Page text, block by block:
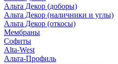
Альта Декор (доборы)
Альта Декор (наличники и углы)
Альта Декор (откосы)
Мембраны
Софиты
Alta-West
Альта-Профиль